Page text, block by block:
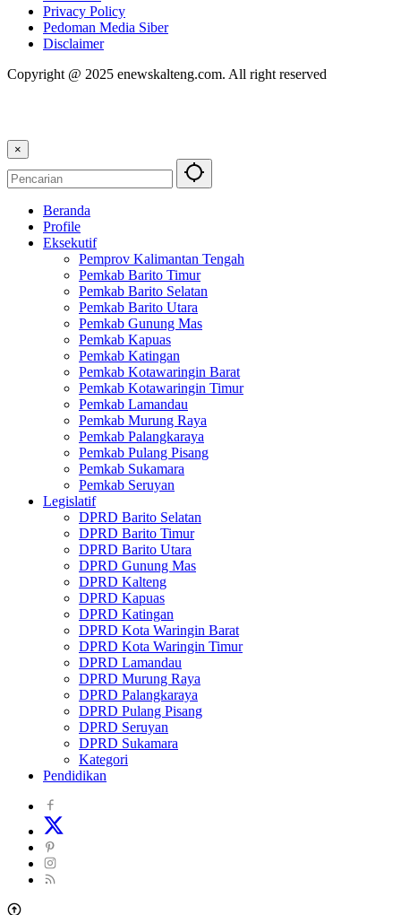
Privacy Policy
Pedoman Media Siber
Disclaimer
Copyright @ 2025 enewskalteng.com. All right reserved
×
Beranda
Profile
Eksekutif
Pemprov Kalimantan Tengah
Pemkab Barito Timur
Pemkab Barito Selatan
Pemkab Barito Utara
Pemkab Gunung Mas
Pemkab Kapuas
Pemkab Katingan
Pemkab Kotawaringin Barat
Pemkab Kotawaringin Timur
Pemkab Lamandau
Pemkab Murung Raya
Pemkab Palangkaraya
Pemkab Pulang Pisang
Pemkab Sukamara
Pemkab Seruyan
Legislatif
DPRD Barito Selatan
DPRD Barito Timur
DPRD Barito Utara
DPRD Gunung Mas
DPRD Kalteng
DPRD Kapuas
DPRD Katingan
DPRD Kota Waringin Barat
DPRD Kota Waringin Timur
DPRD Lamandau
DPRD Murung Raya
DPRD Palangkaraya
DPRD Pulang Pisang
DPRD Seruyan
DPRD Sukamara
Kategori
Pendidikan